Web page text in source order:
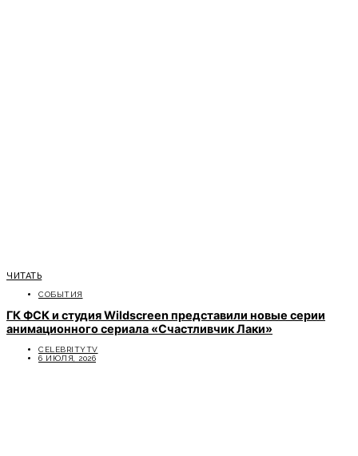
ЧИТАТЬ
СОБЫТИЯ
ГК ФСК и студия Wildscreen представили новые серии
анимационного сериала «Счастливчик Лаки»
CELEBRITYTV
6 ИЮЛЯ, 2026